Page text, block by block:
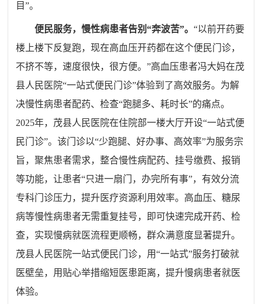
目”。
便民服务，慢性病患者告别“奔波苦”。“以前开药要
楼上楼下反复跑，现在高血压开药都在这个便民门诊，
不挤不等，速度很快，很方便。”高血压患者冯大妈在茂
县人民医院“一站式便民门诊”体验到了高效服务。为解
决慢性病患者配药、检查“跑腿多、耗时长”的痛点。
2025年，茂县人民医院在住院部一楼大厅开设“一站式便
民门诊”。该门诊以“少跑腿、好办事、高效率”为服务宗
旨，聚焦患者需求，整合慢性病配药、挂号缴费、报销
等功能，让患者“只进一扇门，办完所有事”，有效分流
专科门诊压力，提升医疗资源利用效率。高血压、糖尿
病等慢性病患者无需重复挂号，即可快速完成开药、检
查，实现慢病就医流程更顺畅，群众满意度显著提升。
茂县人民医院一站式便民门诊，用“一站式”服务打破就
医壁垒，用贴心举措缩短医患距离，提升慢病患者就医
体验。